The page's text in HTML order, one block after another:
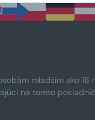
mladším ako
na tomto